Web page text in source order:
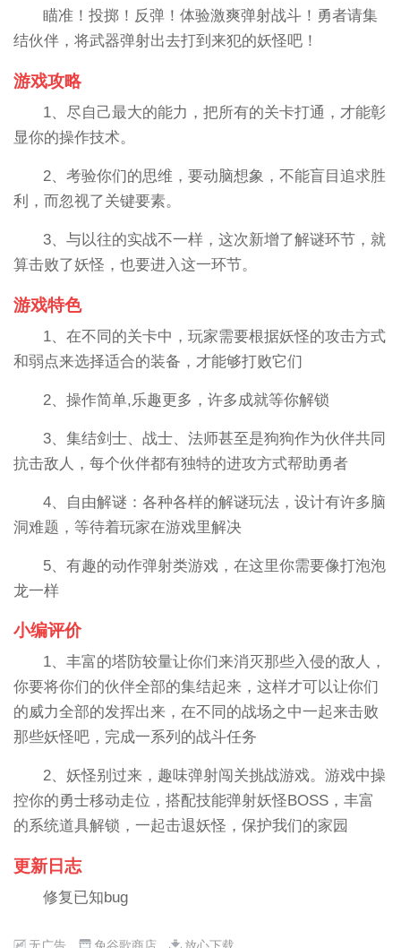
瞄准！投掷！反弹！体验激爽弹射战斗！勇者请集
结伙伴，将武器弹射出去打到来犯的妖怪吧！
游戏攻略
1、尽自己最大的能力，把所有的关卡打通，才能彰
显你的操作技术。
2、考验你们的思维，要动脑想象，不能盲目追求胜
利，而忽视了关键要素。
3、与以往的实战不一样，这次新增了解谜环节，就
算击败了妖怪，也要进入这一环节。
游戏特色
1、在不同的关卡中，玩家需要根据妖怪的攻击方式
和弱点来选择适合的装备，才能够打败它们
2、操作简单,乐趣更多，许多成就等你解锁
3、集结剑士、战士、法师甚至是狗狗作为伙伴共同
抗击敌人，每个伙伴都有独特的进攻方式帮助勇者
4、自由解谜：各种各样的解谜玩法，设计有许多脑
洞难题，等待着玩家在游戏里解决
5、有趣的动作弹射类游戏，在这里你需要像打泡泡
龙一样
小编评价
1、丰富的塔防较量让你们来消灭那些入侵的敌人，
你要将你们的伙伴全部的集结起来，这样才可以让你们
的威力全部的发挥出来，在不同的战场之中一起来击败
那些妖怪吧，完成一系列的战斗任务
2、妖怪别过来，趣味弹射闯关挑战游戏。游戏中操
控你的勇士移动走位，搭配技能弹射妖怪BOSS，丰富
的系统道具解锁，一起击退妖怪，保护我们的家园
更新日志
修复已知bug
无广告 免谷歌商店 放心下载